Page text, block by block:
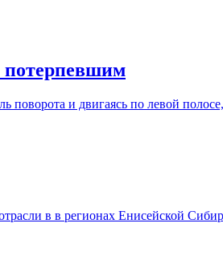
потерпевшим
и двигаясь по левой
в в регионах Енисейской